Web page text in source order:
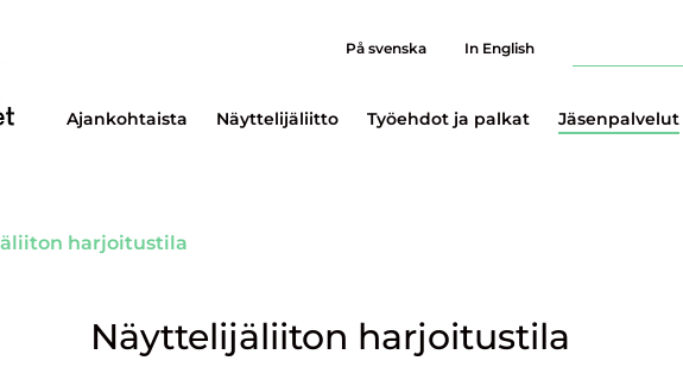
Ajankohtaista Näyttelijäliitto Työehdot ja palkat Jäsenpalvelut
På svenska In English
harjoitustila
Näyttelijäliiton harjoitustila